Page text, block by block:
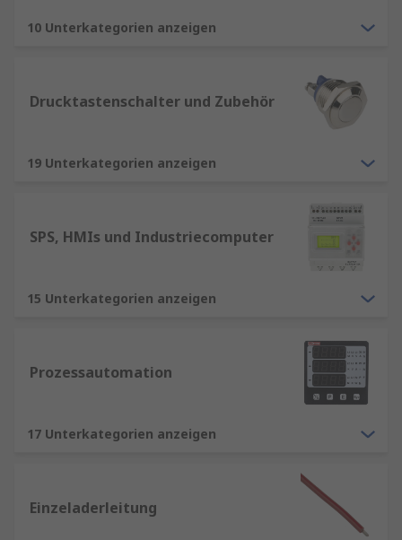
10 Unterkategorien anzeigen
Drucktastenschalter und Zubehör
19 Unterkategorien anzeigen
SPS, HMIs und Industriecomputer
15 Unterkategorien anzeigen
Prozessautomation
17 Unterkategorien anzeigen
Einzeladerleitung